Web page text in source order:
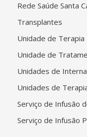
Rede Saúde Santa
Transplantes
Unidade de
Unidade de
Unidades de
Unidades de
Serviço de Infusão
Serviço de Infusão